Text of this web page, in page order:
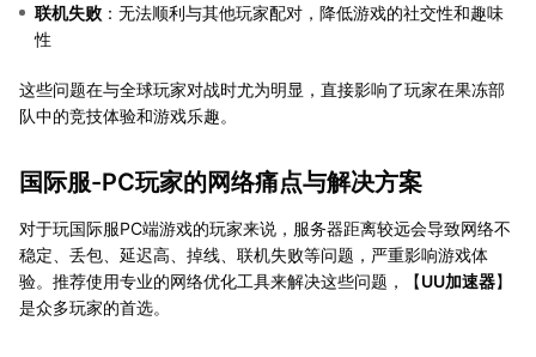
联机失败 ：无法顺利与其他玩家配对，降低游戏的社交性和趣味
性
这些问题在与全球玩家对战时尤为明显，直接影响了玩家在果冻部
队中的竞技体验和游戏乐趣。
国际服-PC玩家的网络痛点与解决方案
对于玩国际服PC端游戏的玩家来说，服务器距离较远会导致网络不
稳定、丢包、延迟高、掉线、联机失败等问题，严重影响游戏体
验。推荐使用专业的网络优化工具来解决这些问题，【UU加速器】
是众多玩家的首选。